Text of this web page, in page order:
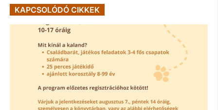
KAPCSOLÓDÓ CIKKEK